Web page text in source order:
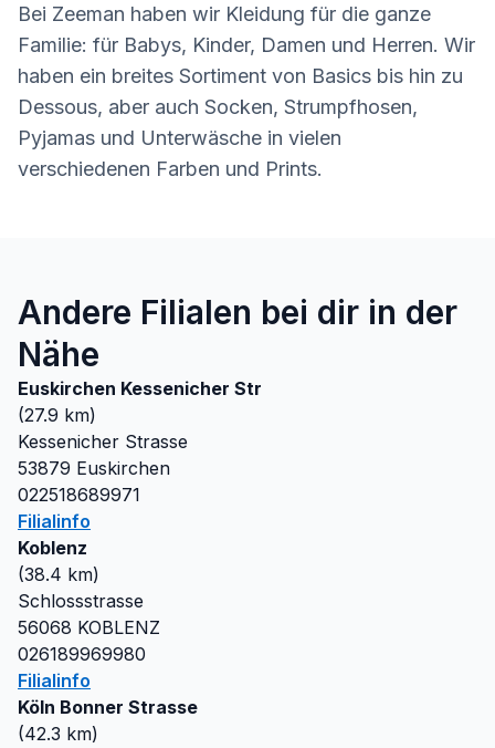
Bei Zeeman haben wir Kleidung für die ganze
Familie: für Babys, Kinder, Damen und Herren. Wir
haben ein breites Sortiment von Basics bis hin zu
Dessous, aber auch Socken, Strumpfhosen,
Pyjamas und Unterwäsche in vielen
verschiedenen Farben und Prints.
Andere Filialen bei dir in der
Nähe
Euskirchen Kessenicher Str
(27.9 km)
Kessenicher Strasse
53879 Euskirchen
022518689971
Filialinfo
Koblenz
(38.4 km)
Schlossstrasse
56068 KOBLENZ
026189969980
Filialinfo
Köln Bonner Strasse
(42.3 km)